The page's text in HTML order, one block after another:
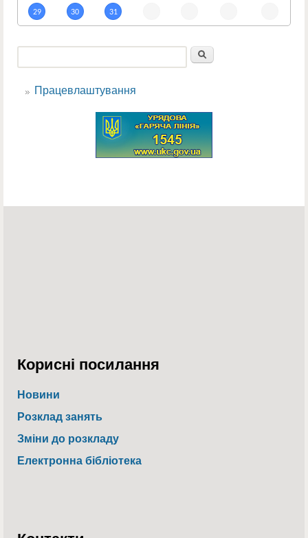
29 30 31
Пошукова форма
Працевлаштування
Корисні посилання
Новини
Розклад занять
Зміни до розкладу
Електронна бібліотека